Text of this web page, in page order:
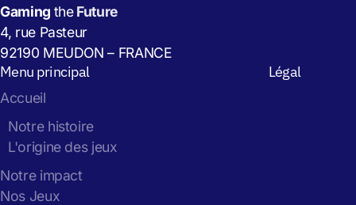
Gaming theFuture
4, rue Pasteur
92190 MEUDON – FRANCE
Menu principal
Accueil
Notre histoire
L'origine des jeux
Notre impact
Nos Jeux
Légal